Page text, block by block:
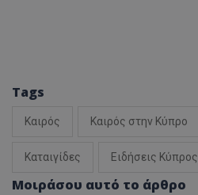
Tags
Καιρός Καιρός στην Κύπρο
Καταιγίδες Ειδήσεις Κύπρος
Μοιράσου αυτό το άρθρο